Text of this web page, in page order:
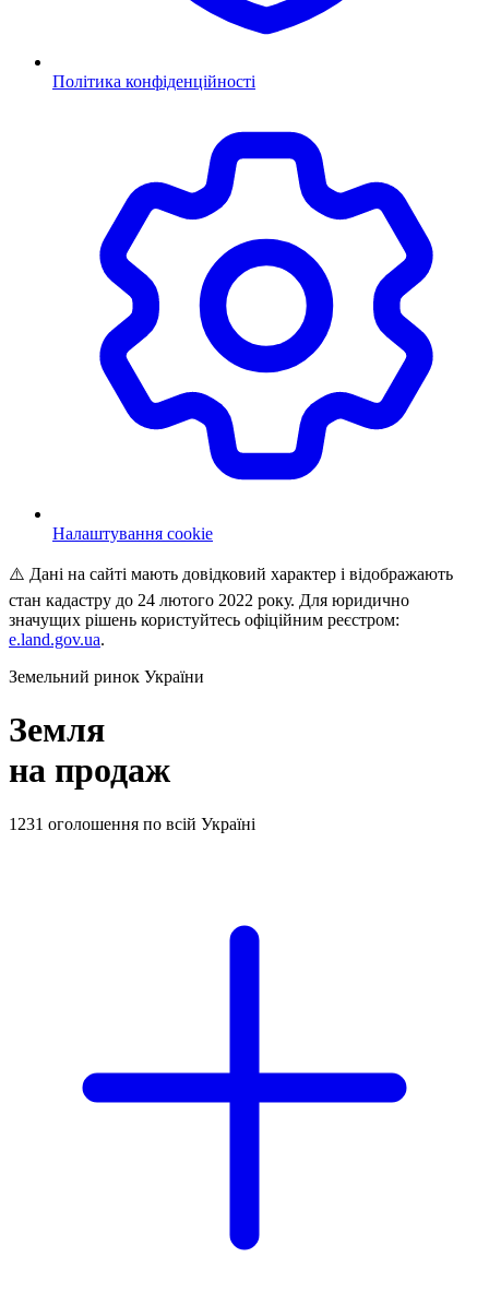
Політика конфіденційності
Налаштування cookie
⚠️ Дані на сайті мають довідковий характер і відображають
стан кадастру до 24 лютого 2022 року. Для юридично
значущих рішень користуйтесь офіційним реєстром:
e.land.gov.ua.
Земельний ринок України
Земля
на продаж
1231 оголошення по всій Україні